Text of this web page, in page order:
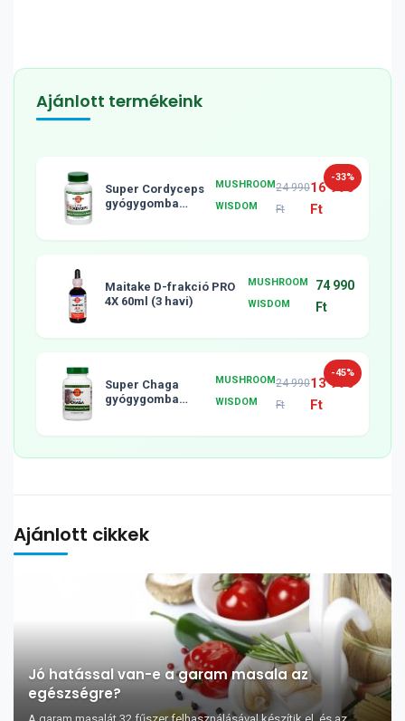
Ajánlott termékeink
-33%
Super Cordyceps
gyógygomba
MUSHROOM
WISDOM
24 990
Ft
16 990
Ft
Maitake D-frakció PRO
4X 60ml (3 havi)
MUSHROOM
WISDOM
74 990
Ft
-45%
Super Chaga
gyógygomba
MUSHROOM
WISDOM
24 990
Ft
13 990
Ft
Ajánlott cikkek
Jó hatással van-e a garam masala az
egészségre?